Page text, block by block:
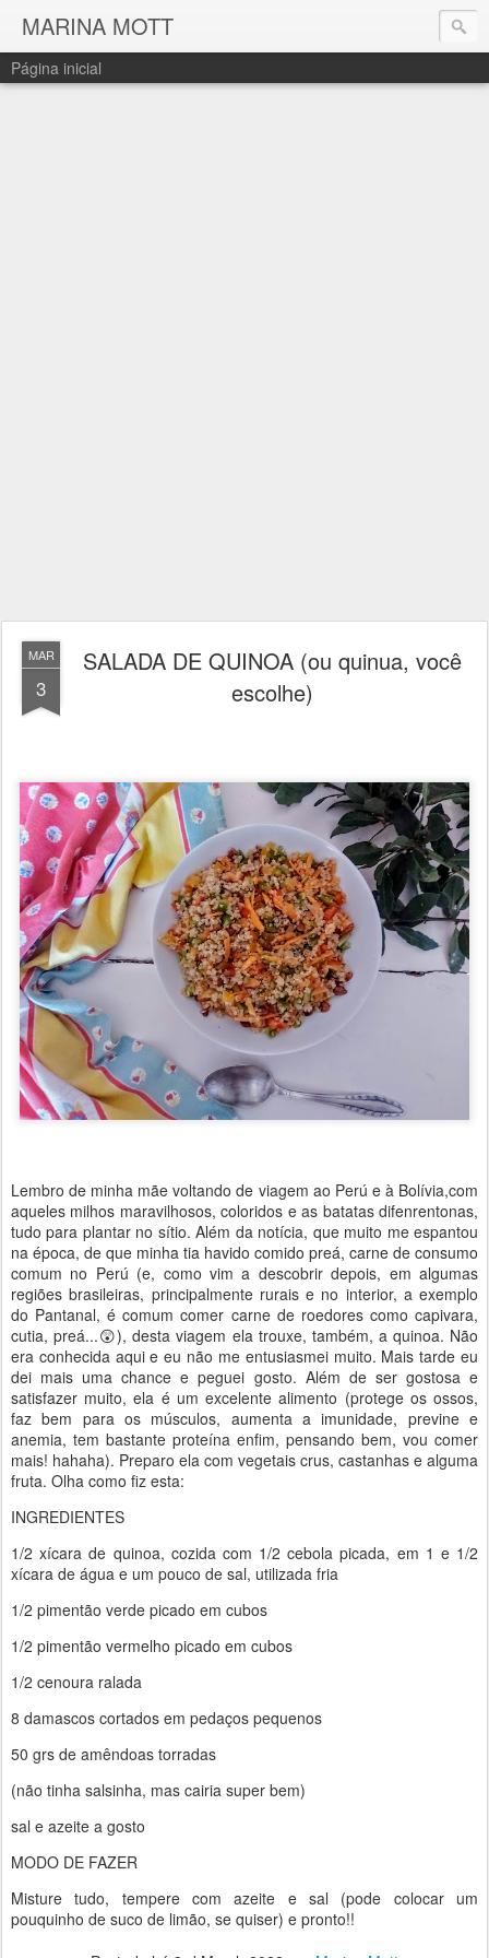
MARINA MOTT
Página inicial
MAR
3
SALADA DE QUINOA (ou quinua, você
escolhe)
Lembro de minha mãe voltando de viagem ao Perú e à Bolívia,com
aqueles milhos maravilhosos, coloridos e as batatas difenrentonas,
tudo para plantar no sítio. Além da notícia, que muito me espantou
na época, de que minha tia havido comido preá, carne de consumo
comum no Perú (e, como vim a descobrir depois, em algumas
regiões brasileiras, principalmente rurais e no interior, a exemplo
do Pantanal, é comum comer carne de roedores como capivara,
cutia, preá...😲), desta viagem ela trouxe, também, a quinoa. Não
era conhecida aqui e eu não me entusiasmei muito. Mais tarde eu
dei mais uma chance e peguei gosto. Além de ser gostosa e
satisfazer muito, ela é um excelente alimento (protege os ossos,
faz bem para os músculos, aumenta a imunidade, previne e
anemia, tem bastante proteína enfim, pensando bem, vou comer
mais! hahaha). Preparo ela com vegetais crus, castanhas e alguma
fruta. Olha como fiz esta:
INGREDIENTES
1/2 xícara de quinoa, cozida com 1/2 cebola picada, em 1 e 1/2
xícara de água e um pouco de sal, utilizada fria
1/2 pimentão verde picado em cubos
1/2 pimentão vermelho picado em cubos
1/2 cenoura ralada
8 damascos cortados em pedaços pequenos
50 grs de amêndoas torradas
(não tinha salsinha, mas cairia super bem)
sal e azeite a gosto
MODO DE FAZER
Misture tudo, tempere com azeite e sal (pode colocar um
pouquinho de suco de limão, se quiser) e pronto!!